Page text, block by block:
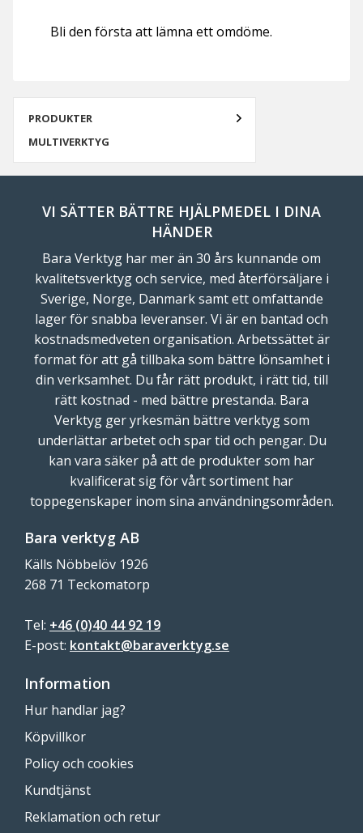
Bli den första att lämna ett omdöme.
PRODUKTER
MULTIVERKTYG
VI SÄTTER BÄTTRE HJÄLPMEDEL I DINA
HÄNDER
Bara Verktyg har mer än 30 års kunnande om
kvalitetsverktyg och service, med återförsäljare i
Sverige, Norge, Danmark samt ett omfattande
lager för snabba leveranser. Vi är en bantad och
kostnadsmedveten organisation. Arbetssättet är
format för att gå tillbaka som bättre lönsamhet i
din verksamhet. Du får rätt produkt, i rätt tid, till
rätt kostnad - med bättre prestanda. Bara
Verktyg ger yrkesmän bättre verktyg som
underlättar arbetet och spar tid och pengar. Du
kan vara säker på att de produkter som har
kvalificerat sig för vårt sortiment har
toppegenskaper inom sina användningsområden.
Bara verktyg AB
Källs Nöbbelöv 1926
268 71 Teckomatorp
Tel: +46 (0)40 44 92 19
E-post: kontakt@baraverktyg.se
Information
Hur handlar jag?
Köpvillkor
Policy och cookies
Kundtjänst
Reklamation och retur